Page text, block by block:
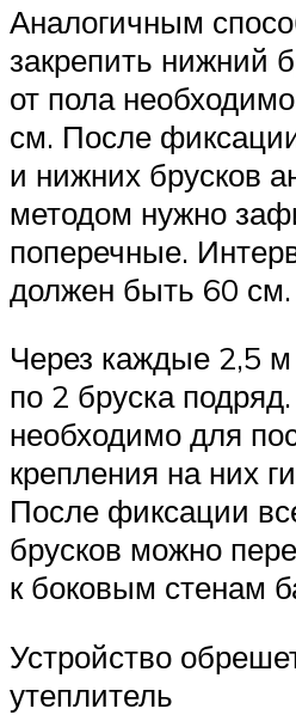
Аналогичным
закрепить нижний
от пола
см. После
и нижних брусков
методом нужно
поперечные.
должен быть 60 см.
Через каждые 2,5 м
по 2 бруска
необходимо для
крепления на них
После фиксации
брусков можно
к боковым стенам
Устройство
утеплитель